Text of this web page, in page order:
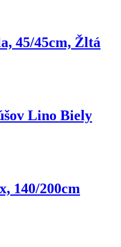
45/45cm, Žltá
Lino Biely
140/200cm